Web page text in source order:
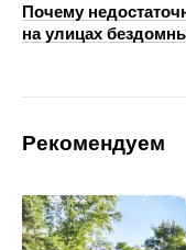
Почему
на улицах
Рекомендуем